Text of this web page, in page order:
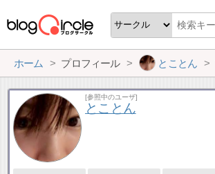
ホーム プロフィール とことん
[参照中のユーザ]
とことん